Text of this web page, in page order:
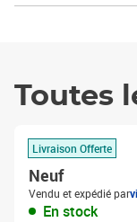
Toutes
Livraison Offerte
Neuf
Vendu et expédié par
En stock